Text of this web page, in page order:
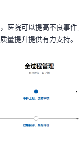
医院可以提高不良事
量提升提供有力支持。